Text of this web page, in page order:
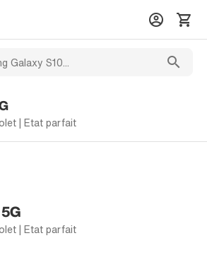
| Etat parfait
| Etat parfait